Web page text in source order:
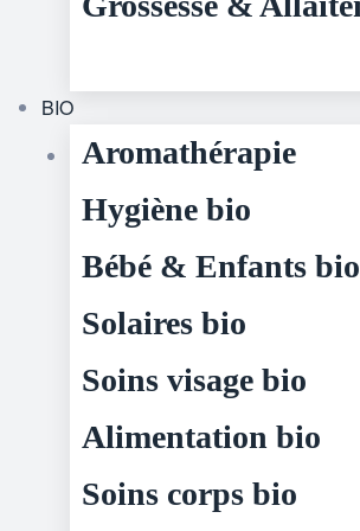
BIO
Aromathérapie
Hygiène bio
Bébé & Enfants bio
Solaires bio
Soins visage bio
Alimentation bio
Soins corps bio